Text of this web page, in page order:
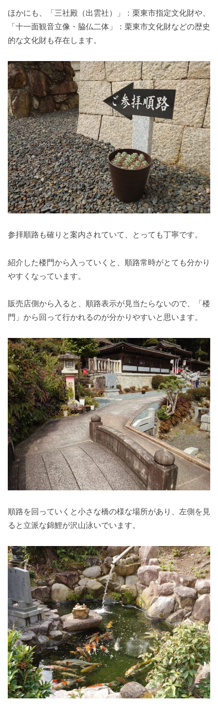
ほかにも、「三社殿（出雲社）」：栗東市指定文化財や、
「十一面観音立像・脇仏二体」：栗東市文化財などの歴史
的な文化財も存在します。
参拝順路も確りと案内されていて、とっても丁寧です。
紹介した楼門から入っていくと、順路常時がとても分かり
やすくなっています。
販売店側から入ると、順路表示が見当たらないので、「楼
門」から回って行かれるのが分かりやすいと思います。
順路を回っていくと小さな橋の様な場所があり、左側を見
ると立派な錦鯉が沢山泳いでいます。